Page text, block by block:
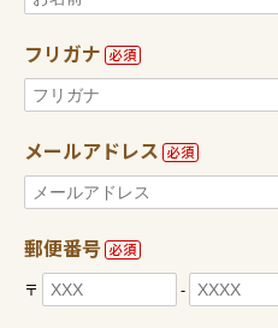
フリガナ 必須
メールアドレス 必須
郵便番号 必須
〒 -